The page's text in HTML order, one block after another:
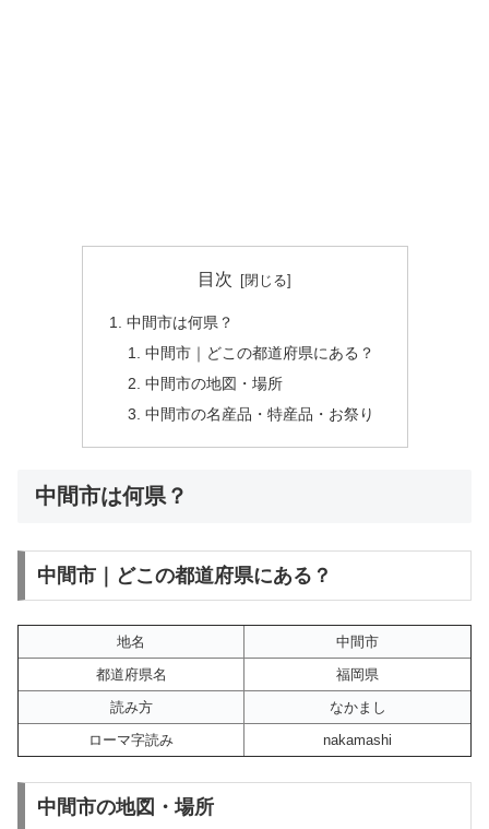
目次
中間市は何県？
中間市｜どこの都道府県にある？
中間市の地図・場所
中間市の名産品・特産品・お祭り
中間市は何県？
中間市｜どこの都道府県にある？
地名
中間市
都道府県名
福岡県
読み方
なかまし
ローマ字読み
nakamashi
中間市の地図・場所